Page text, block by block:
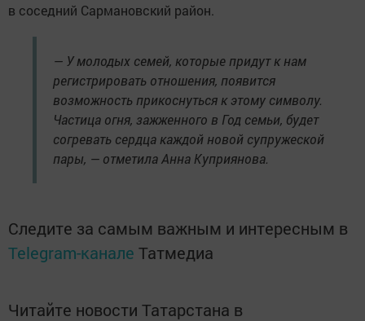
в соседний Сармановский район.
— У молодых семей, которые придут к нам
регистрировать отношения, появится
возможность прикоснуться к этому символу.
Частица огня, зажженного в Год семьи, будет
согревать сердца каждой новой супружеской
пары, — отметила Анна Куприянова.
Следите за самым важным и интересным в
Telegram-канале Татмедиа
Читайте новости Татарстана в